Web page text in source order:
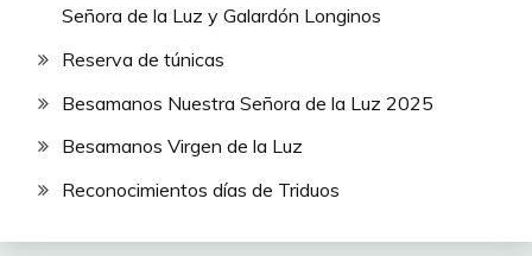
Señora de la Luz y Galardón Longinos
Reserva de túnicas
Besamanos Nuestra Señora de la Luz 2025
Besamanos Virgen de la Luz
Reconocimientos días de Triduos